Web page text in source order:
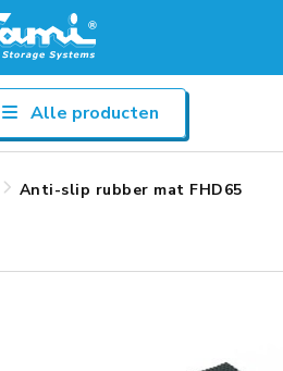
Alle producten
Anti-slip rubber mat FHD65